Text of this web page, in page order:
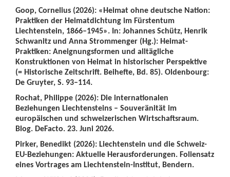
Goop, Cornelius (2026): «Heimat ohne deutsche Nation:
Praktiken der Heimatdichtung im Fürstentum
Liechtenstein, 1866–1945». In: Johannes Schütz, Henrik
Schwanitz und Anna Strommenger (Hg.): Heimat-
Praktiken: Aneignungsformen und alltägliche
Konstruktionen von Heimat in historischer Perspektive
(= Historische Zeitschrift. Beihefte, Bd. 85). Oldenbourg:
De Gruyter, S. 93–114.
Rochat, Philippe (2026): Die internationalen
Beziehungen Liechtensteins – Souveränität im
europäischen und schweizerischen Wirtschaftsraum.
Blog. DeFacto. 23. Juni 2026.
Pirker, Benedikt (2026): Liechtenstein und die Schweiz-
EU-Beziehungen: Aktuelle Herausforderungen. Foliensatz
eines Vortrages am Liechtenstein-Institut, Bendern.